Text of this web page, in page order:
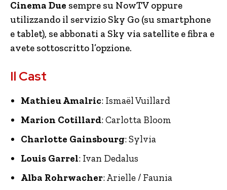
Cinema Due sempre su NowTV oppure
utilizzando il servizio Sky Go (su smartphone
e tablet), se abbonati a Sky via satellite e fibra e
avete sottoscritto l’opzione.
Il Cast
Mathieu Amalric: Ismaël Vuillard
Marion Cotillard: Carlotta Bloom
Charlotte Gainsbourg: Sylvia
Louis Garrel: Ivan Dedalus
Alba Rohrwacher: Arielle / Faunia